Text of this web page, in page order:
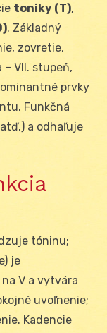
toniky (T),
. Základný
zovretie,
VII. stupeň,
prvky
Funkčná
a odhaľuje
tóninu;
je
V a vytvára
uvoľnenie;
Kadencie